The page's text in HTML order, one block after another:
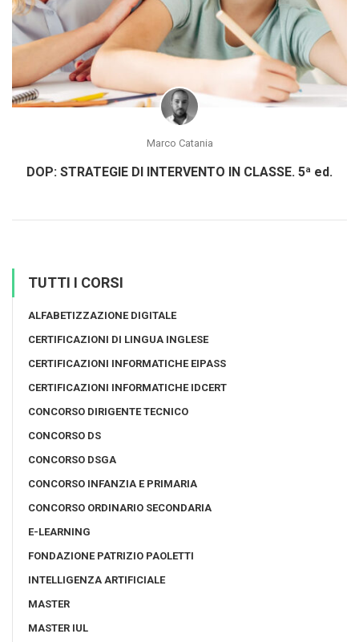
Marco Catania
DOP: STRATEGIE DI INTERVENTO IN CLASSE. 5ª ed.
TUTTI I CORSI
ALFABETIZZAZIONE DIGITALE
CERTIFICAZIONI DI LINGUA INGLESE
CERTIFICAZIONI INFORMATICHE EIPASS
CERTIFICAZIONI INFORMATICHE IDCERT
CONCORSO DIRIGENTE TECNICO
CONCORSO DS
CONCORSO DSGA
CONCORSO INFANZIA E PRIMARIA
CONCORSO ORDINARIO SECONDARIA
E-LEARNING
FONDAZIONE PATRIZIO PAOLETTI
INTELLIGENZA ARTIFICIALE
MASTER
MASTER IUL